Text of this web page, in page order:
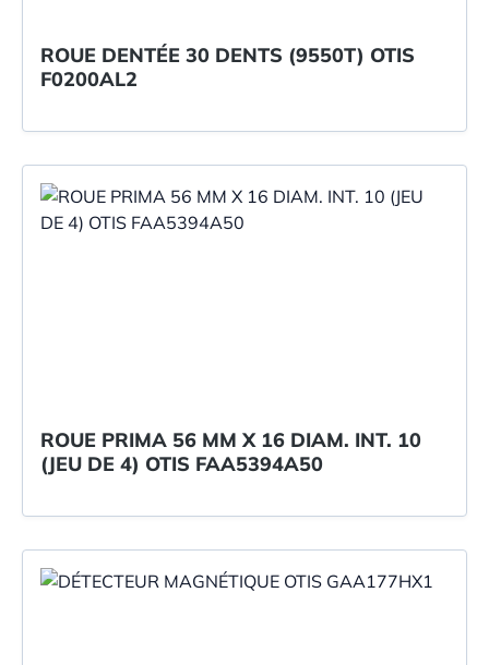
ROUE DENTÉE 30 DENTS (9550T) OTIS
F0200AL2
ROUE PRIMA 56 MM X 16 DIAM. INT. 10
(JEU DE 4) OTIS FAA5394A50